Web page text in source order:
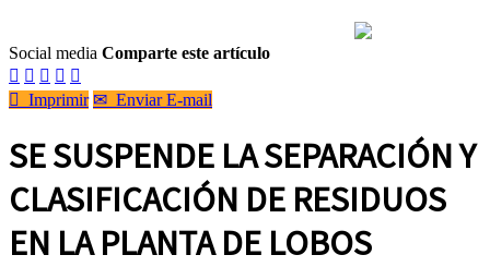
Social media Comparte este artículo
    
 Imprimir ✉ Enviar E-mail
SE SUSPENDE LA SEPARACIÓN Y
CLASIFICACIÓN DE RESIDUOS
EN LA PLANTA DE LOBOS